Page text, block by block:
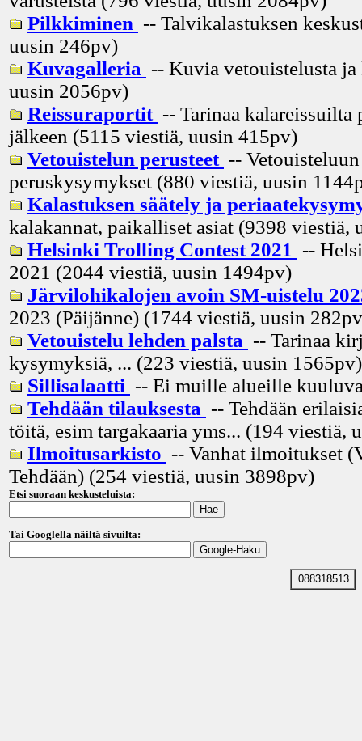
Pilkkiminen -- Talvikalastuksen
uusin 246pv)
Kuvagalleria -- Kuvia vetouistelusta
uusin 2056pv)
Reissuraportit -- Tarinaa kalareissuilta
jälkeen (5115 viestiä, uusin 415pv)
Vetouistelun perusteet --
peruskysymykset (880 viestiä, uusin
Kalastuksen säätely ja
kalakannat, paikalliset asiat (9398 viestiä,
Helsinki Trolling Contest 2021 --
2021 (2044 viestiä, uusin 1494pv)
Järvilohikalojen avoin SM-uistelu
2023 (Päijänne) (1744 viestiä, uusin 282pv
Vetouistelu lehden palsta -- Tarinaa
kysymyksiä, ... (223 viestiä, uusin 1565pv)
Sillisalaatti -- Ei muille alueille
Tehdään tilauksesta -- Tehdään
töitä, esim targakaaria yms... (194 viestiä,
Ilmoitusarkisto -- Vanhat ilmoitukset
Tehdään) (254 viestiä, uusin 3898pv)
Etsi suoraan keskusteluista:
Tai Googlella näiltä sivuilta:
088318513